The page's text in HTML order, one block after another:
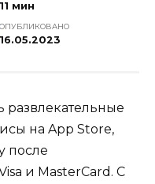
11 мин
ОПУБЛИКОВАНО
16.05.2023
развлекательные
на App Store,
после
и MasterCard. С